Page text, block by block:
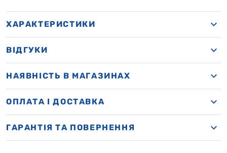
ХАРАКТЕРИСТИКИ
ВІДГУКИ
НАЯВНІСТЬ В МАГАЗИНАХ
OПЛАТА І ДОСТАВКА
ГАРАНТІЯ ТА ПОВЕРНЕННЯ